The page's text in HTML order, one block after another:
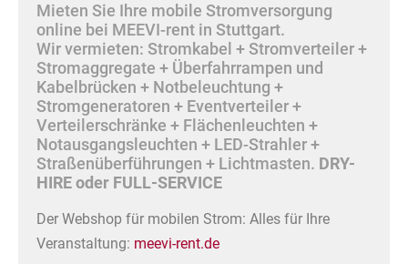
Mieten Sie Ihre mobile Stromversorgung
online bei MEEVI-rent in Stuttgart.
Wir vermieten: Stromkabel + Stromverteiler +
Stromaggregate + Überfahrrampen und
Kabelbrücken + Notbeleuchtung +
Stromgeneratoren + Eventverteiler +
Verteilerschränke + Flächenleuchten +
Notausgangsleuchten + LED-Strahler +
Straßenüberführungen + Lichtmasten. DRY-
HIRE oder FULL-SERVICE
Der Webshop für mobilen Strom: Alles für Ihre
Veranstaltung: meevi-rent.de